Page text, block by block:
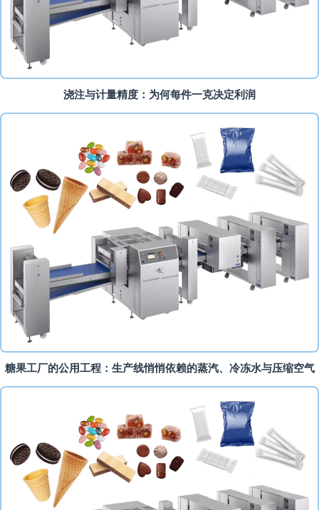
浇注与计量精度：为何每件一克决定利润
糖果工厂的公用工程：生产线悄悄依赖的蒸汽、冷冻水与压缩空气